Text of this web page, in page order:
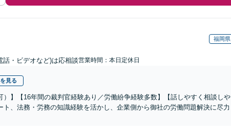
福岡県
話・ビデオなど)は応相談営業時間：本日定休日
見る
）】【16年間の裁判官経験あり／労働紛争経験多数】【話しやすく相談しや
、法務・労務の知識経験を活かし、企業側から御社の労働問題解決に尽力